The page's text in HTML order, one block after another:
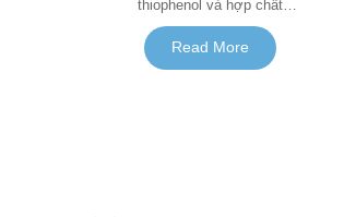
thiophenol và hợp chất
mercaptan
Read More